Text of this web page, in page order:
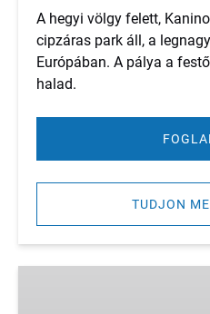
A hegyi völgy felett,
cipzáras park áll, a
Európában. A pálya a
halad.
TUDJON